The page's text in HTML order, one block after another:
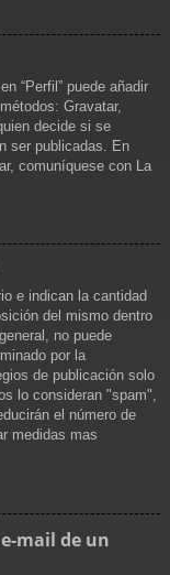
“Perfil” puede añadir
Gravatar,
decide si se
ser publicadas. En
comuníquese con La
e indican la cantidad
del mismo dentro
no puede
por la
de publicación solo
lo consideran "spam",
el número de
medidas mas
mail de un